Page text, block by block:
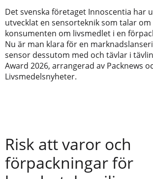
Det svenska företaget Innoscentia har
utvecklat en sensorteknik som talar
konsumenten om livsmedlet i en
Nu är man klara för en
sensor dessutom med och tävlar i
Award 2026, arrangerad av Packnews
Livsmedelsnyheter.
Risk att varor och
förpackningar för